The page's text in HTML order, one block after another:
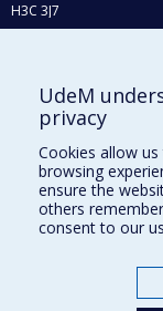
H3C 3J7
Who does what?
Find us
Site map
Accessibility
UdeM
privacy
Cookies allow
browsing
ensure the
others
consent to our